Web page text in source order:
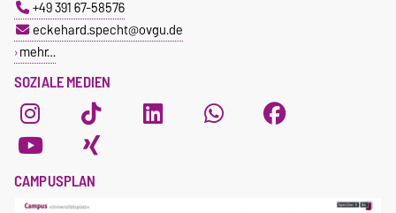
SOZIALE MEDIEN
+49 391 67-58576
eckehard.specht@ovgu.de
mehr…
CAMPUSPLAN